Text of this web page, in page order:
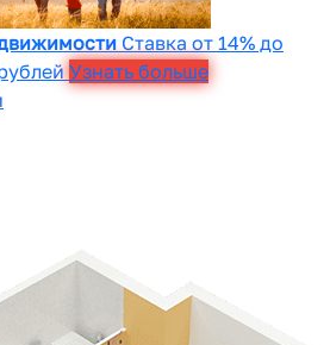
Ставка от 14% до
Узнать больше